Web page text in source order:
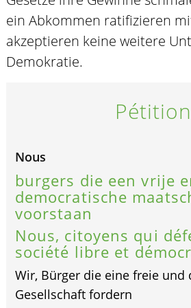
ein Abkommen ratifizieren
akzeptieren keine weitere
Demokratie.
Pétition
Nous
burgers die een vrije
democratische
voorstaan
Nous, citoyens qui
société libre et
Wir, Bürger die eine freie und
Gesellschaft fordern